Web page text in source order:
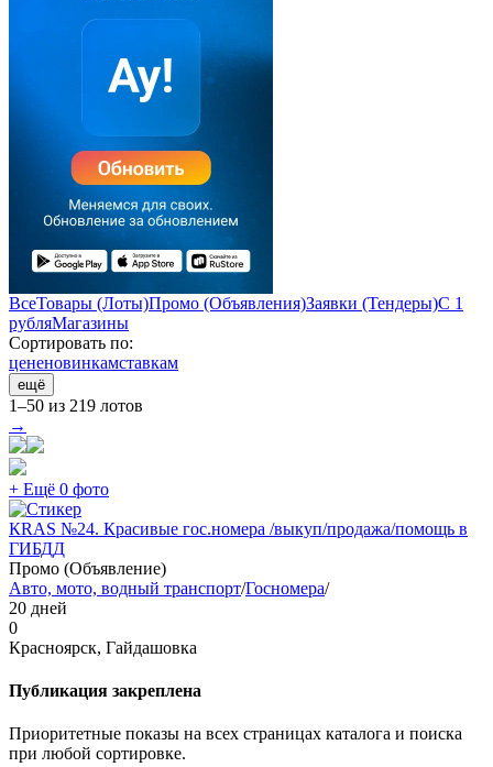
ВсеТовары (Лоты)Промо (Объявления)Заявки (Тендеры)С 1
рубляМагазины
Сортировать по:
цененовинкамставкам
ещё
1–50 из 219 лотов
→
+ Ещё 0 фото
КRAS №24. Красивые гос.номера /выкуп/продажа/помощь в
ГИБДД
Промо (Объявление)
Авто, мото, водный транспорт/Госномера/
20 дней
0
Красноярск, Гайдашовка
Публикация закреплена
Приоритетные показы на всех страницах каталога и поиска
при любой сортировке.